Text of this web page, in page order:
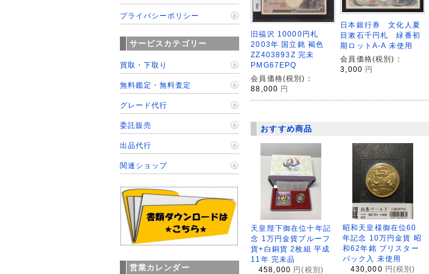
旧福沢 10000円札
2003年 国立銘 褐色
ZZ403893Z 完未
PMG67EPQ
会員価格(税別)：
88,000 円
日本銀行券 文化人夏
目漱石千円札 緑番初
期ロットA-A 未使用
会員価格(税別)：
3,000 円
おすすめ商品
天皇陛下御在位十年記
念 1万円金貨プルーフ
貨+白銅貨 2枚組 平成
11年 完未品
458,000 円(税別)
昭和天皇様御在位60
年記念 10万円金貨 昭
和62年銘 ブリスター
パック入 未使用
430,000 円(税別)
プライバシーポリシー
サービスカテゴリー
買取・下取り
無料鑑定・無料査定
グレード代行
委託販売
出品代行
関連ショップ
営業カレンダー